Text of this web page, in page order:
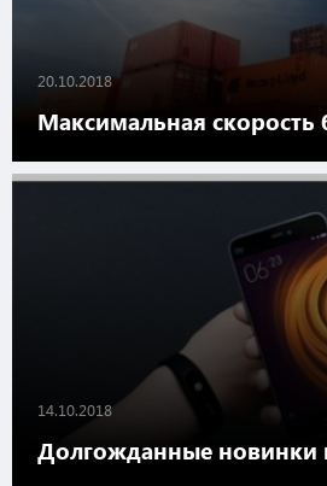
20.10.2018
Максимальная скорость
14.10.2018
Долгожданные новинки